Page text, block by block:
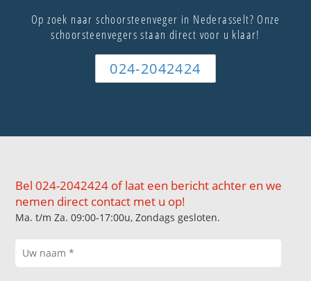
Op zoek naar schoorsteenveger in Nederasselt? Onze
schoorsteenvegers staan direct voor u klaar!
024-2042424
Bel 024-2042424 of laat een bericht achter en we
nemen direct contact met u op!
Ma. t/m Za. 09:00-17:00u, Zondags gesloten.